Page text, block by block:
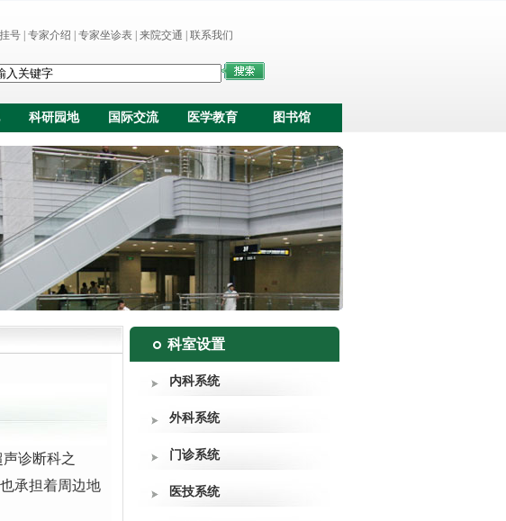
号 专家介绍 专家坐诊表 来院交通 联系我们
科研园地 国际交流 医学教育 图书馆
诊断科之
承担着周边地
科室设置
内科系统
外科系统
门诊系统
医技系统